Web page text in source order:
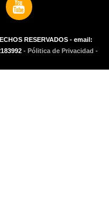
RESERVADOS - email:
- Pólitica de Privacidad -